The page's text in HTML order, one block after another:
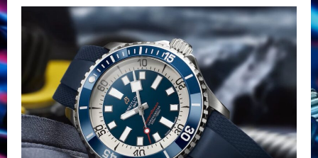
Merawat
Jam
Tangan
Otomatis
Omega
Biar
Awet
dan
Tahan
Lama